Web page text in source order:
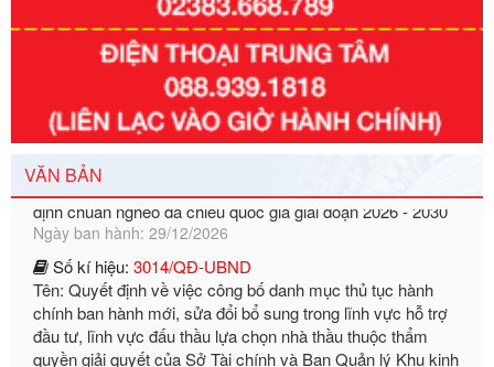
VĂN BẢN
Số kí hiệu: 351/2025/NĐ-CP
Tên: Nghị định số 351/2025/NĐ-CP của Chính phủ: Quy
định chuẩn nghèo đa chiều quốc gia giai đoạn 2026 - 2030
Ngày ban hành: 29/12/2026
Số kí hiệu:3014/QĐ-UBND
Tên: Quyết định về việc công bố danh mục thủ tục hành
chính ban hành mới, sửa đổi bổ sung trong lĩnh vực hỗ trợ
đầu tư, lĩnh vực đấu thầu lựa chọn nhà thầu thuộc thẩm
quyền giải quyết của Sở Tài chính và Ban Quản lý Khu kinh
tế Đông Nam Nghệ An
Ngày ban hành: 23/09/2026